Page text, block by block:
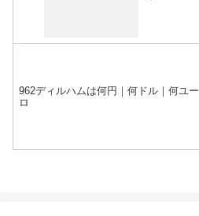
962ディルハムは何円｜何ドル｜何ユー
ロ